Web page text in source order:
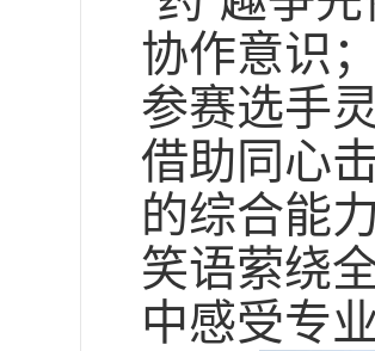
协作意识
参赛选手
借助同心
的综合能
笑语萦绕
中感受专